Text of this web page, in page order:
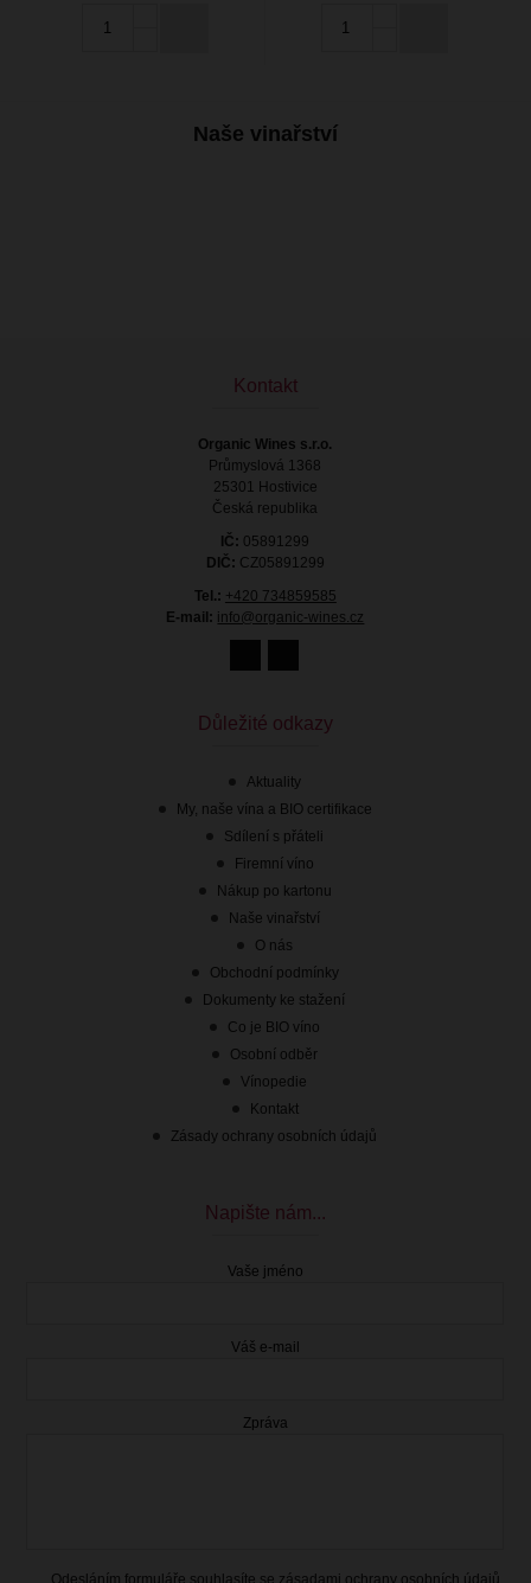
Naše vinařství
Kontakt
Organic Wines s.r.o.
Průmyslová 1368
25301 Hostivice
Česká republika
IČ: 05891299
DIČ: CZ05891299
Tel.: +420 734859585
E-mail: info@organic-wines.cz
Důležité odkazy
Aktuality
My, naše vína a BIO certifikace
Sdílení s přáteli
Firemní víno
Nákup po kartonu
Naše vinařství
O nás
Obchodní podmínky
Dokumenty ke stažení
Co je BIO víno
Osobní odběr
Vínopedie
Kontakt
Zásady ochrany osobních údajů
Napište nám...
Vaše jméno
Váš e-mail
Zpráva
Odesláním formuláře souhlasíte se zásadami ochrany osobních údajů